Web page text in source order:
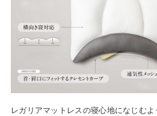
レガリアマットレスの寝心地になじむ